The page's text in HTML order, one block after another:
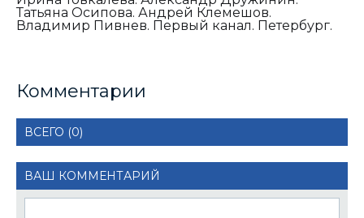
Татьяна Осипова. Андрей Клемешов.
Владимир Пивнев. Первый канал. Петербург.
Комментарии
ВСЕГО (0)
ВАШ КОММЕНТАРИЙ